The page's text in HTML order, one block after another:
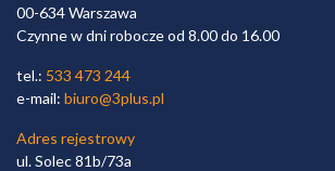
00-634 Warszawa
Czynne w dni robocze od 8.00 do 16.00
tel.: 533 473 244
e-mail: biuro@3plus.pl
Adres rejestrowy
ul. Solec 81b/73a